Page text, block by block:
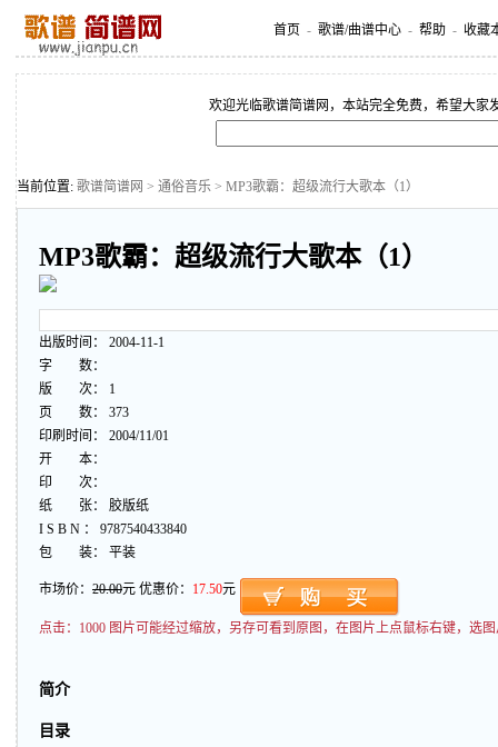
首页 - 歌谱/曲谱中心 - 帮助 - 收藏
欢迎光临歌谱简谱网，本站完全免费，希望大家
当前位置: 歌谱简谱网 > 通俗音乐 > MP3歌霸：超级流行大歌本（1）
MP3歌霸：超级流行大歌本（1）
出版时间： 2004-11-1
字 数：
版 次： 1
页 数： 373
印刷时间： 2004/11/01
开 本：
印 次：
纸 张： 胶版纸
I S B N ： 9787540433840
包 装： 平装
市场价： 20.00元 优惠价： 17.50元
点击： 1000 图片可能经过缩放，另存可看到原图，在图片上点鼠标右键，选
简介
目录